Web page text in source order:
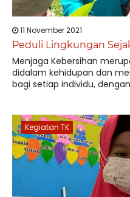
11 November 2021
Peduli Lingkungan
Menjaga Kebersihan
didalam kehidupan dan
bagi setiap individu,
Kegiatan TK